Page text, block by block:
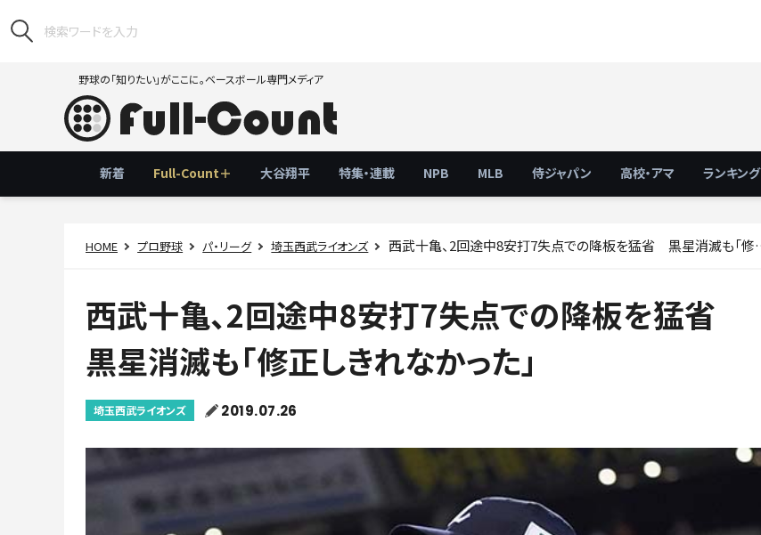
野球の「知りたい」がここに。ベースボール専門メディア
新着 Full-Count＋ 大谷翔平 特集・連載 NPB MLB 侍ジャパン 高校・アマ ランキング
HOME プロ野球 パ・リーグ 埼玉西武ライオンズ 西武十亀、2回途中8安打7失点での降板を猛省 黒星消滅も「修正しきれなかった」
西武十亀、2回途中8安打7失点での降板を猛省
黒星消滅も「修正しきれなかった」
埼玉西武ライオンズ 2019.07.26